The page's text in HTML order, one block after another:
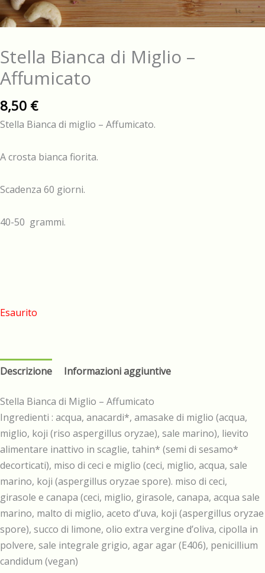
Stella Bianca di Miglio –
Affumicato
8,50 €
Stella Bianca di miglio – Affumicato.
A crosta bianca fiorita.
Scadenza 60 giorni.
40-50 grammi.
Esaurito
Descrizione Informazioni aggiuntive
Stella Bianca di Miglio – Affumicato
Ingredienti : acqua, anacardi*, amasake di miglio (acqua,
miglio, koji (riso aspergillus oryzae), sale marino), lievito
alimentare inattivo in scaglie, tahin* (semi di sesamo*
decorticati), miso di ceci e miglio (ceci, miglio, acqua, sale
marino, koji (aspergillus oryzae spore). miso di ceci,
girasole e canapa (ceci, miglio, girasole, canapa, acqua sale
marino, malto di miglio, aceto d’uva, koji (aspergillus oryzae
spore), succo di limone, olio extra vergine d’oliva, cipolla in
polvere, sale integrale grigio, agar agar (E406), penicillium
candidum (vegan)